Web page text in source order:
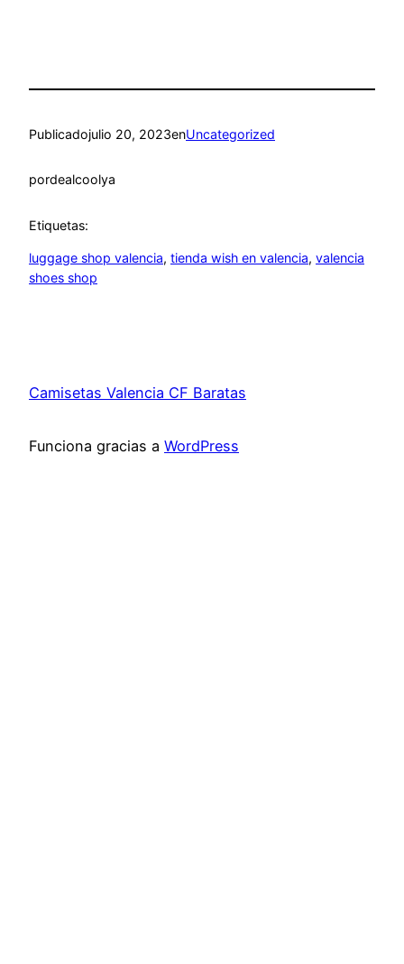
Publicadojulio 20, 2023enUncategorized
pordealcoolya
Etiquetas:
luggage shop valencia, tienda wish en valencia, valencia
shoes shop
Camisetas Valencia CF Baratas
Funciona gracias a WordPress